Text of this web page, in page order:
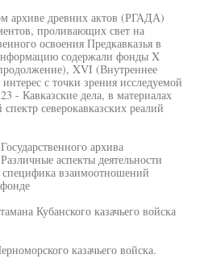
архиве древних актов (РГАДА)
проливающих свет на
освоения Предкавказья в
содержали фонды X
XVI (Внутреннее
с точки зрения исследуемой
- Кавказские дела, в материалах
северокавказских реалий
архива
аспекты деятельности
специфика взаимоотношений
Кубанского казачьего войска
казачьего войска.